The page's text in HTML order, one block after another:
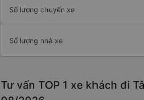
Số lượng chuyến xe
Số lượng nhà xe
Tư vấn TOP 1 xe khách đi